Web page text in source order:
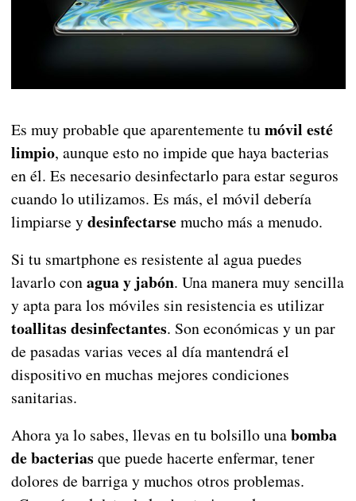
Es muy probable que aparentemente tumóvil esté
limpio, aunque esto no impide que haya bacterias
en él. Es necesario desinfectarlo para estar seguros
cuando lo utilizamos. Es más, el móvil debería
limpiarse ydesinfectarsemucho más a menudo.
Si tu smartphone es resistente al agua puedes
lavarlo conagua y jabón. Una manera muy sencilla
y apta para los móviles sin resistencia es utilizar
toallitas desinfectantes. Son económicas y un par
de pasadas varias veces al día mantendrá el
dispositivo en muchas mejores condiciones
sanitarias.
Ahora ya lo sabes, llevas en tu bolsillo unabomba
de bacterias que puede hacerte enfermar, tener
dolores de barriga y muchos otros problemas.